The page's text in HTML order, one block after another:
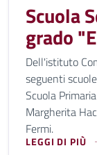
Scuola
grado
Dell'istituto
seguenti
Scuola
Margherita
Fermi.
LEGGI DI PIÙ